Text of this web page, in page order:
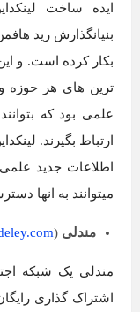
ایده ساخت
بکار کرده است. و
ترین های هر حوزه
علمی بود که
ارتباط بگیرند.
اطلاعات جدید
میتوانند به انها
مندلی (
مندلی یک شبکه
اشتراک گذاری